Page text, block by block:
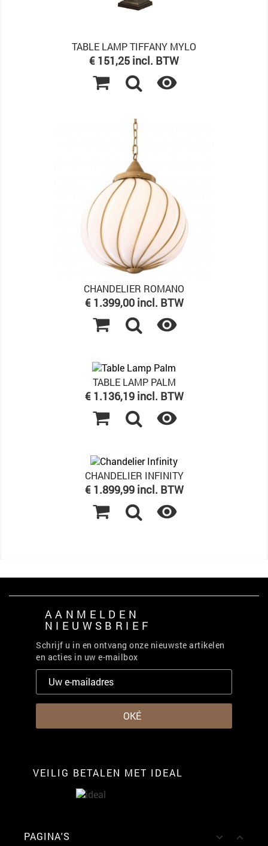
TABLE LAMP TIFFANY MYLO
Prijs
€ 151,25 incl. BTW

CHANDELIER ROMANO
Prijs
€ 1.399,00 incl. BTW

TABLE LAMP PALM
Prijs
€ 1.136,19 incl. BTW

CHANDELIER INFINITY
Prijs
€ 1.899,99 incl. BTW

AANMELDEN
NIEUWSBRIEF
Schrijf u in en ontvang onze nieuwste artikelen
en acties in uw e-mailbox
VEILIG BETALEN MET IDEAL
PAGINA'S  